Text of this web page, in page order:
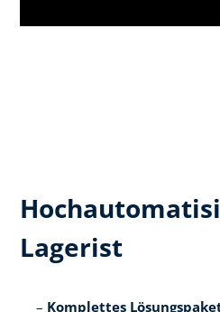
Lagerist
Komplettes